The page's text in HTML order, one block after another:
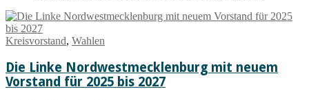
Kreisvorstand, Wahlen
Die Linke Nordwestmecklenburg mit neuem
Vorstand für 2025 bis 2027